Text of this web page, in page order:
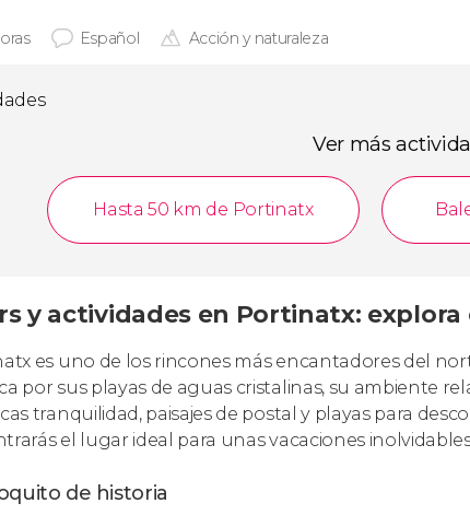
Español Acción y naturaleza
Ver más
Hasta 50 km de Portinatx
y actividades en Portinatx: explora
es uno de los rincones más encantadores del
por sus playas de aguas cristalinas, su ambiente
tranquilidad, paisajes de postal y playas para
el lugar ideal para unas vacaciones
de historia